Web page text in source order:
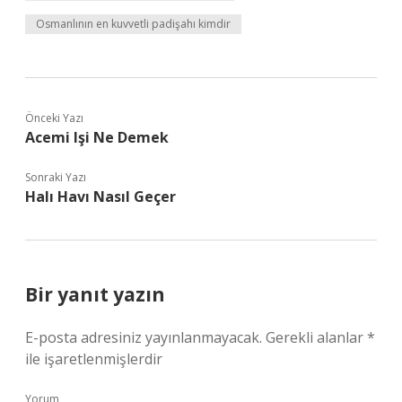
Osmanlının en kuvvetli padişahı kimdir
Önceki Yazı
Acemi Işi Ne Demek
Sonraki Yazı
Halı Havı Nasıl Geçer
Bir yanıt yazın
E-posta adresiniz yayınlanmayacak. Gerekli alanlar*
ile işaretlenmişlerdir
Yorum